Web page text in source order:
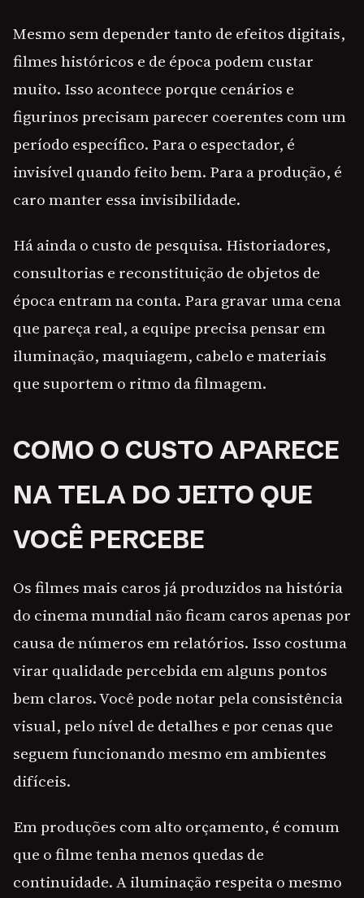
Mesmo sem depender tanto de efeitos digitais,
filmes históricos e de época podem custar
muito. Isso acontece porque cenários e
figurinos precisam parecer coerentes com um
período específico. Para o espectador, é
invisível quando feito bem. Para a produção, é
caro manter essa invisibilidade.
Há ainda o custo de pesquisa. Historiadores,
consultorias e reconstituição de objetos de
época entram na conta. Para gravar uma cena
que pareça real, a equipe precisa pensar em
iluminação, maquiagem, cabelo e materiais
que suportem o ritmo da filmagem.
COMO O CUSTO APARECE
NA TELA DO JEITO QUE
VOCÊ PERCEBE
Os filmes mais caros já produzidos na história
do cinema mundial não ficam caros apenas por
causa de números em relatórios. Isso costuma
virar qualidade percebida em alguns pontos
bem claros. Você pode notar pela consistência
visual, pelo nível de detalhes e por cenas que
seguem funcionando mesmo em ambientes
difíceis.
Em produções com alto orçamento, é comum
que o filme tenha menos quedas de
continuidade. A iluminação respeita o mesmo